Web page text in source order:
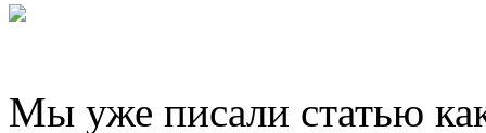
Мы уже писали статью